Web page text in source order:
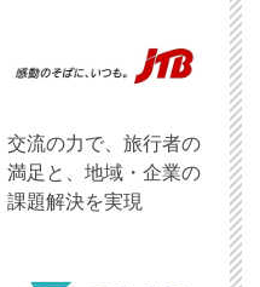
交流の力で、旅行者の
満足と、地域・企業の
課題解決を実現